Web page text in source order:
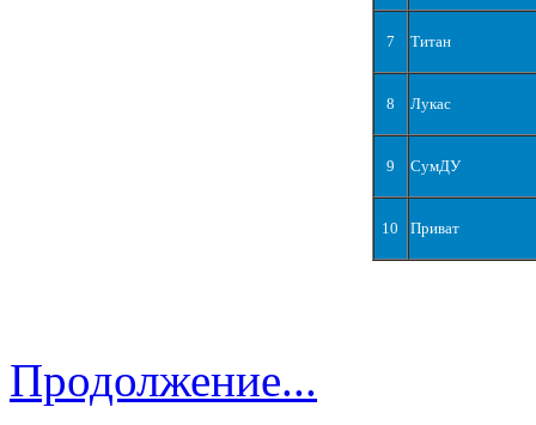
7 Титан
8 Лукас
9 СумДУ
10 Приват
Продолжение...